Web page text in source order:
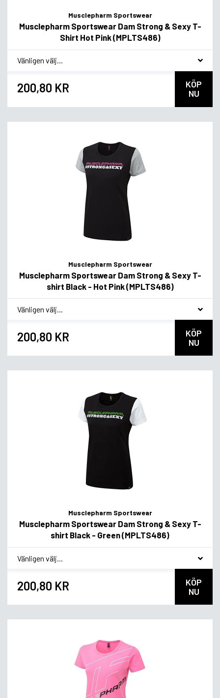
Musclepharm Sportswear
Musclepharm Sportswear Dam Strong & Sexy T-
Shirt Hot Pink (MPLTS486)
* Smakvariant
200,80 KR
KÖP
NU
Musclepharm Sportswear
Musclepharm Sportswear Dam Strong & Sexy T-
shirt Black - Hot Pink (MPLTS486)
* Smakvariant
200,80 KR
KÖP
NU
Musclepharm Sportswear
Musclepharm Sportswear Dam Strong & Sexy T-
shirt Black - Green (MPLTS486)
* Smakvariant
200,80 KR
KÖP
NU